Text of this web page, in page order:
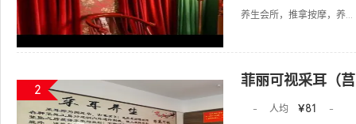
养生会所，推拿按摩，养...
2
菲丽可视采耳（
- 人均 ￥81
-